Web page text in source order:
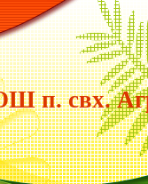
п. свх.